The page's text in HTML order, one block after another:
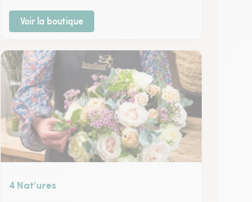
Voir la boutique
4 Nat’ures